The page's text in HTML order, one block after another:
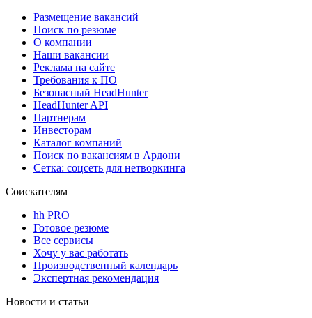
Размещение вакансий
Поиск по резюме
О компании
Наши вакансии
Реклама на сайте
Требования к ПО
Безопасный HeadHunter
HeadHunter API
Партнерам
Инвесторам
Каталог компаний
Поиск по вакансиям в Ардони
Сетка: соцсеть для нетворкинга
Соискателям
hh PRO
Готовое резюме
Все сервисы
Хочу у вас работать
Производственный календарь
Экспертная рекомендация
Новости и статьи